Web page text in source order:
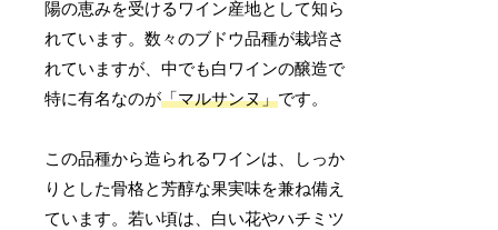
陽の恵みを受けるワイン産地として知ら
れています。数々のブドウ品種が栽培さ
れていますが、中でも白ワインの醸造で
特に有名なのが「マルサンヌ」です。
この品種から造られるワインは、しっか
りとした骨格と芳醇な果実味を兼ね備え
ています。若い頃は、白い花やハチミツ